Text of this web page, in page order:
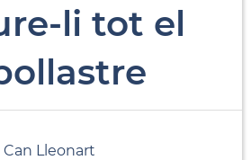
li tot el
Lleonart